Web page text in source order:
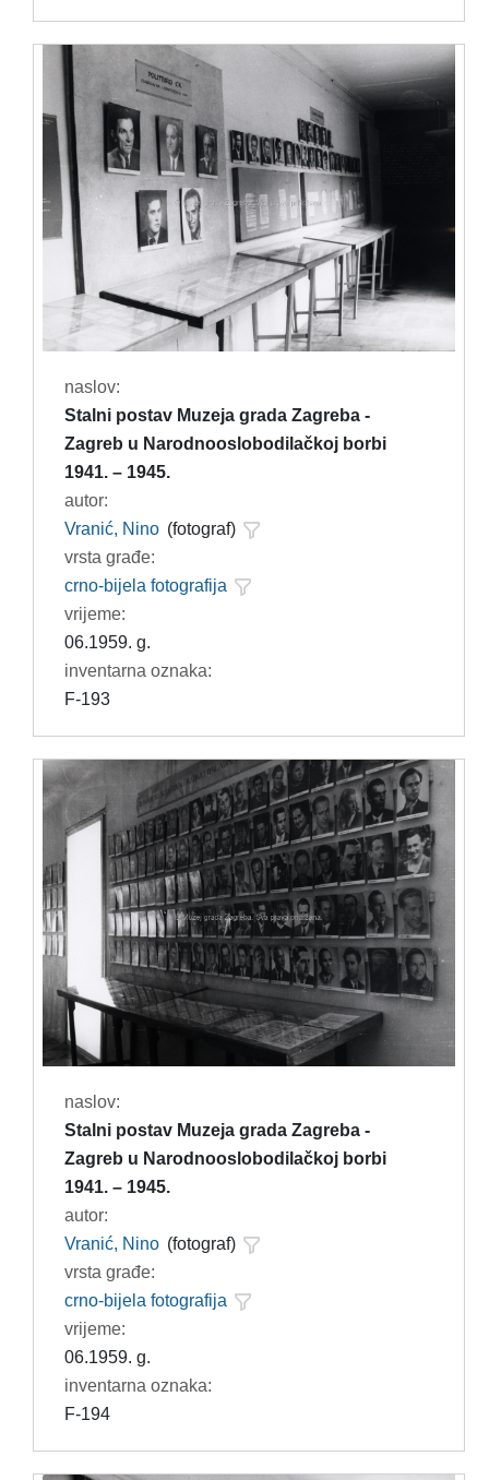
naslov:
Stalni postav Muzeja grada Zagreba -
Zagreb u Narodnooslobodilačkoj borbi
1941. – 1945.
autor:
Vranić, Nino (fotograf)
vrsta građe:
crno-bijela fotografija
vrijeme:
06.1959. g.
inventarna oznaka:
F-193
naslov:
Stalni postav Muzeja grada Zagreba -
Zagreb u Narodnooslobodilačkoj borbi
1941. – 1945.
autor:
Vranić, Nino (fotograf)
vrsta građe:
crno-bijela fotografija
vrijeme:
06.1959. g.
inventarna oznaka:
F-194